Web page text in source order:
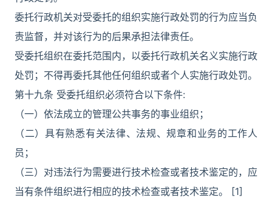
委托行政机关对受委托的组织实施行政处罚的行为应当负
责监督，并对该行为的后果承担法律责任。
受委托组织在委托范围内，以委托行政机关名义实施行政
处罚；不得再委托其他任何组织或者个人实施行政处罚。
第十九条 受委托组织必须符合以下条件:
（一）依法成立的管理公共事务的事业组织；
（二）具有熟悉有关法律、法规、规章和业务的工作人
员；
（三）对违法行为需要进行技术检查或者技术鉴定的，应
当有条件组织进行相应的技术检查或者技术鉴定。 [1]